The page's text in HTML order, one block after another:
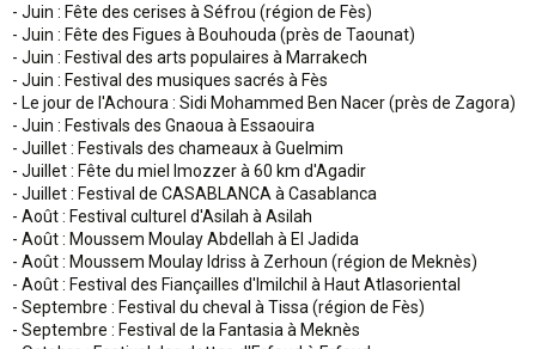
- Juin : Fête des cerises à Séfrou (région de Fès)
- Juin : Fête des Figues à Bouhouda (près de Taounat)
- Juin : Festival des arts populaires à Marrakech
- Juin : Festival des musiques sacrés à Fès
- Le jour de l'Achoura : Sidi Mohammed Ben Nacer (près de Zagora)
- Juin : Festivals des Gnaoua à Essaouira
- Juillet : Festivals des chameaux à Guelmim
- Juillet : Fête du miel Imozzer à 60 km d'Agadir
- Juillet : Festival de CASABLANCA à Casablanca
- Août : Festival culturel d'Asilah à Asilah
- Août : Moussem Moulay Abdellah à El Jadida
- Août : Moussem Moulay Idriss à Zerhoun (région de Meknès)
- Août : Festival des Fiançailles d'Imilchil à Haut Atlasoriental
- Septembre : Festival du cheval à Tissa (région de Fès)
- Septembre : Festival de la Fantasia à Meknès